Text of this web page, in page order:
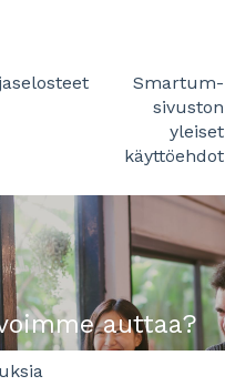
käännöksien alavalikko
Smartum-
sivuston
yleiset
käyttöehdot
auttaa?